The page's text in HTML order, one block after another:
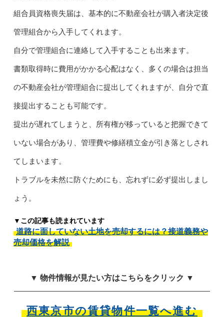
組合員資格喪失届は、基本的に不動産会社が購入者決定後
管理組合から入手してくれます。
自分で管理組合に連絡して入手することも出来ます。
書類取得時に費用がかかる心配はなく、多くの場合は担当
の不動産会社が管理組合に提出してくれますが、自分で直
接提出することも可能です。
提出が遅れてしまうと、所有権が移っていると把握できて
いない場合があり、管理費や修繕積立金が引き落としされ
てしまいます。
トラブルを未然に防ぐためにも、忘れずに必ず提出しまし
ょう。
▼この記事も読まれています
道路に面していない土地を売却するには？接道義務や
売却価格を解説
▼ 物件情報が見たい方はこちらをクリック ▼
西東京市の賃貸物件一覧へ進む